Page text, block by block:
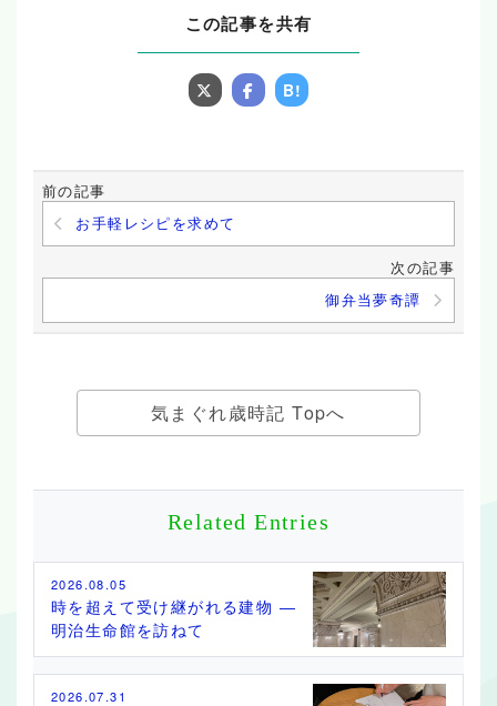
この記事を共有
B!
前の記事
お手軽レシピを求めて
次の記事
御弁当夢奇譚
気まぐれ歳時記 Topへ
Related Entries
2026.08.05
時を超えて受け継がれる建物 ―
明治生命館を訪ねて
2026.07.31